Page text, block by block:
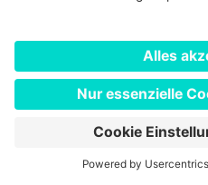
letztmaligen
Kommt es im Anschluss
zu einem Vertragsschluss
Daten zum Zwecke der
Durchführung dieses